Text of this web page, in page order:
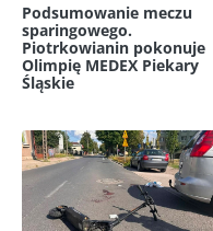
Podsumowanie meczu
sparingowego.
Piotrkowianin pokonuje
Olimpię MEDEX Piekary
Śląskie